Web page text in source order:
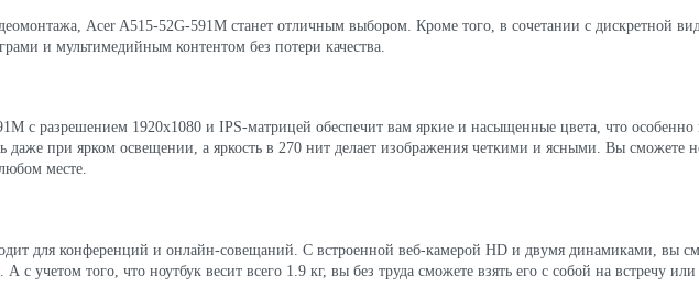
Acer A515-52G-591M станет отличным выбором. Кроме того, в сочетании с дискретной
и мультимедийным контентом без потери качества.
с разрешением 1920x1080 и IPS-матрицей обеспечит вам яркие и насыщенные цвета, что
даже при ярком освещении, а яркость в 270 нит делает изображения четкими и ясными. Вы сможете
месте.
для конференций и онлайн-совещаний. С встроенной веб-камерой HD и двумя динамиками, вы
учетом того, что ноутбук весит всего 1.9 кг, вы без труда сможете взять его с собой на встречу или